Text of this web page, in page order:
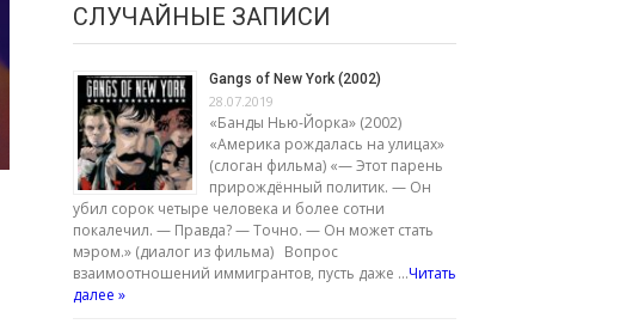
СЛУЧАЙНЫЕ ЗАПИСИ
Gangs of New York (2002)
28.07.2019
«Банды Нью-Йорка» (2002)
«Америка рождалась на улицах»
(слоган фильма) «— Этот парень
прирождённый политик. — Он
убил сорок четыре человека и более сотни
покалечил. — Правда? — Точно. — Он может стать
мэром.» (диалог из фильма) Вопрос
взаимоотношений иммигрантов, пусть даже …Читать
далее »